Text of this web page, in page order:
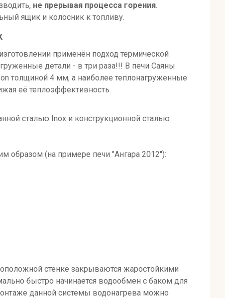
не прерывая процесса горения.
ящик и колосник к топливу.
применён подход термической
детали - в три раза!!! В печи Саяны
толщиной 4 мм, а наиболее теплонагруженные
её теплоэффективность.
сталью Inox и конструкционной сталью
образом (на примере печи "Ангара 2012"):
стенке закрываются жаростойкими
быстро начинается водообмен с баком для
данной системы водонагрева можно